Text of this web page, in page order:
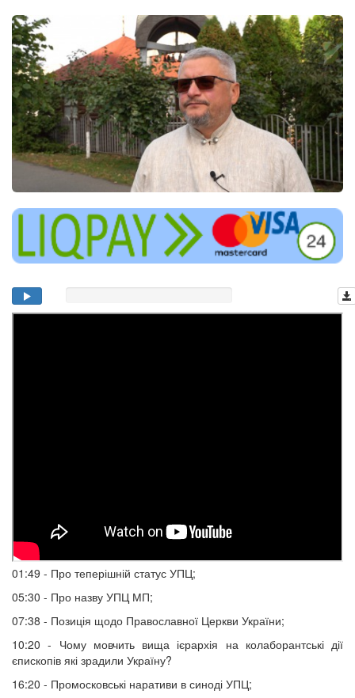
01:49 - Про теперішній статус УПЦ;
05:30 - Про назву УПЦ МП;
07:38 - Позиція щодо Православної Церкви України;
10:20 - Чому мовчить вища ієрархія на колаборантські дії
єпископів які зрадили Україну?
16:20 - Промосковські наративи в синоді УПЦ;